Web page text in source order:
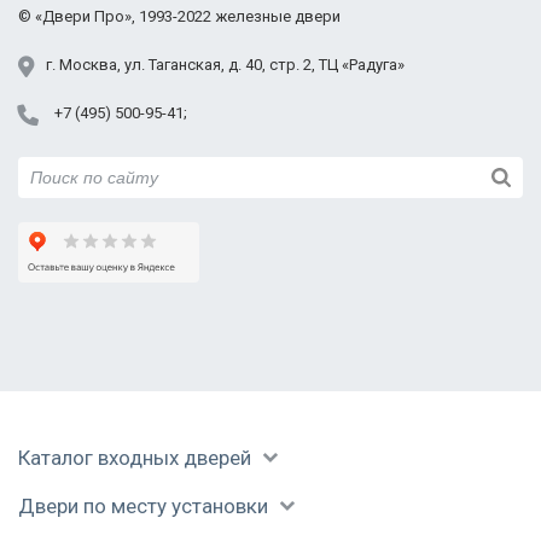
г. Москва, ул. Таганская, д. 40, стр. 2, ТЦ «Радуга»
+7 (495) 500-95-41
© «Двери Про», 1993-2022 железные двери
Каталог входных дверей
Двери по месту установки